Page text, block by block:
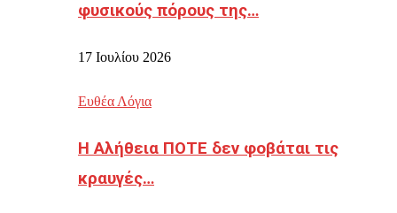
φυσικούς πόρους της…
17 Ιουλίου 2026
Ευθέα Λόγια
Η Αλήθεια ΠΟΤΕ δεν φοβάται τις
κραυγές…